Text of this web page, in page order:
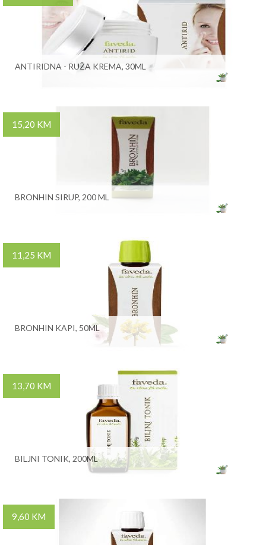
ANTIRIDNA - RUŽA KREMA, 30ML
15,20 KM
BRONHIN SIRUP, 200 ML
11,25 KM
BRONHIN KAPI, 50ML
13,70 KM
BILJNI TONIK, 200ML
9,60 KM